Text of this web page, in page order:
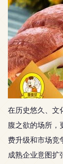
在历史悠久、文
腹之欲的场所，
费升级和市场竞
成熟企业意图扩